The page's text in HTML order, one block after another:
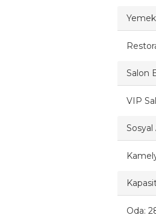
Yemek
Salon
VIP
Sosyal
Oda: